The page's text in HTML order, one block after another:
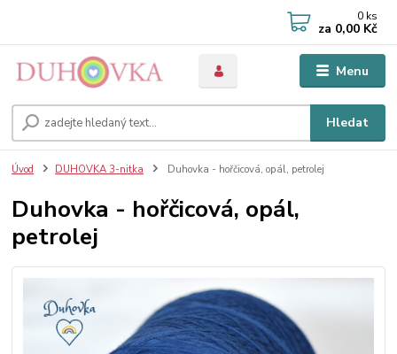
Menu
Hledat
0 ks
za 0,00 Kč
Úvod DUHOVKA 3-nitka Duhovka - hořčicová, opál, petrolej
Duhovka - hořčicová, opál,
petrolej